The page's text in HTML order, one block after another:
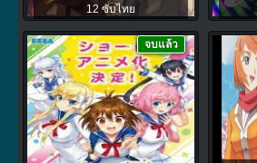
12 ซับไทย
จบแล้ว